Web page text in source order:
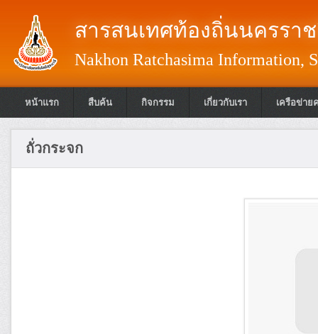
สารสนเทศท้องถิ่นนครรา
Nakhon Ratchasima Information,
หน้าแรก สืบค้น กิจกรรม เกี่ยวกับเรา เครือข่าย
ถั่วกระจก